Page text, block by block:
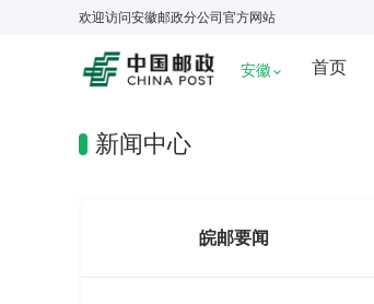
欢迎访问安徽邮政分公司 官方网站
安徽 首页
新闻中心
皖邮要闻